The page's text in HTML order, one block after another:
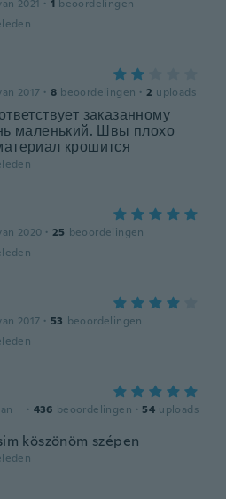
2021 · 1 beoordelingen
2017 · 8 beoordelingen · 2 uploads
заказанному
маленький. Швы плохо
крошится
2020 · 25 beoordelingen
2017 · 53 beoordelingen
· 436 beoordelingen · 54 uploads
köszönöm szépen